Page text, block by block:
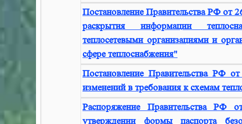
Постановление Правительства РФ от
раскрытия информации
теплосетевыми организациями и
сфере теплоснабжения"
Постановление Правительства РФ
изменений в требования к схемам
Распоряжение Правительства
утверждении формы паспорта